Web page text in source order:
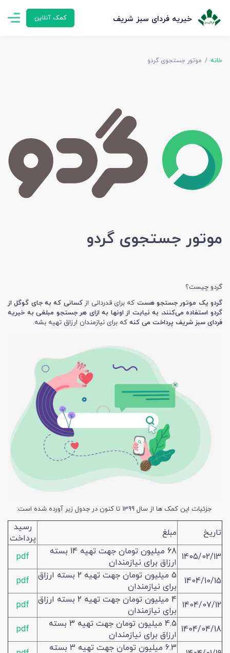
خیریه فردای سبز شریف کمک آنلاین
خانه موتور جستجوی گردو
موتور جستجوی گردو
گردو چیست؟
گردو یک موتور جستجو هست که برای قدردانی ازکسانی که به جای گوگل از
گردو استفاده می‌کنند، به نیابت از اونها به ازای هر جستجو مبلغی به خیریه
فردای سبز شریف پرداخت می کنه که برای نیازمندان ارزاق تهیه بشه.
جزئیات این کمک ها از سال 1399 تا کنون در جدول زیر آورده شده است:
تاریخ مبلغ
رسید
پرداخت
1405/02/13
68 میلیون تومان جهت تهیه 14 بسته
ارزاق برای نیازمندان
pdf
1404/10/15
5 میلیون تومان جهت تهیه 2 بسته ارزاق
برای نیازمندان
pdf
1404/07/12
4 میلیون تومان جهت تهیه 2 بسته ارزاق
برای نیازمندان
pdf
1404/04/18
4.5 میلیون تومان جهت تهیه 3 بسته
ارزاق برای نیازمندان
pdf
6.3 میلیون تومان جهت تهیه 3 بسته